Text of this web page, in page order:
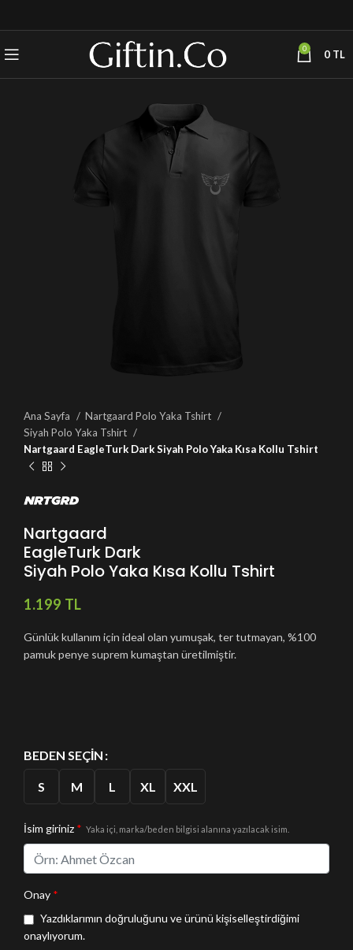
0 0 TL
Ana Sayfa
Nartgaard Polo Yaka Tshirt
Siyah Polo Yaka Tshirt
Nartgaard EagleTurk Dark Siyah Polo Yaka Kısa Kollu Tshirt
Nartgaard
EagleTurk Dark
Siyah Polo Yaka Kısa Kollu Tshirt
TL
Günlük kullanım için ideal olan yumuşak, ter tutmayan, %100
pamuk penye suprem kumaştan üretilmiştir.
BEDEN SEÇIN
S M L XL XXL
İsim giriniz * Yaka içi, marka/beden bilgisi alanına yazılacak isim.
Onay *
Yazdıklarımın doğruluğunu ve ürünü kişiselleştirdiğimi
onaylıyorum.